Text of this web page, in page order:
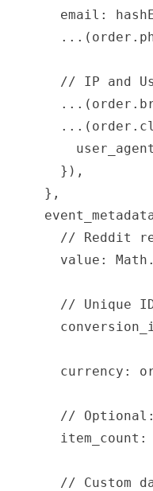
email:
// IP and
      }),
    },
// Reddit
value:
// Unique
currency:
//
// Custom